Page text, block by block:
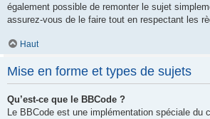
également possible de remonter le sujet
assurez-vous de le faire tout en respectant les
Haut
Mise en forme et types de sujets
Qu’est-ce que le BBCode ?
Le BBCode est une implémentation spéciale du